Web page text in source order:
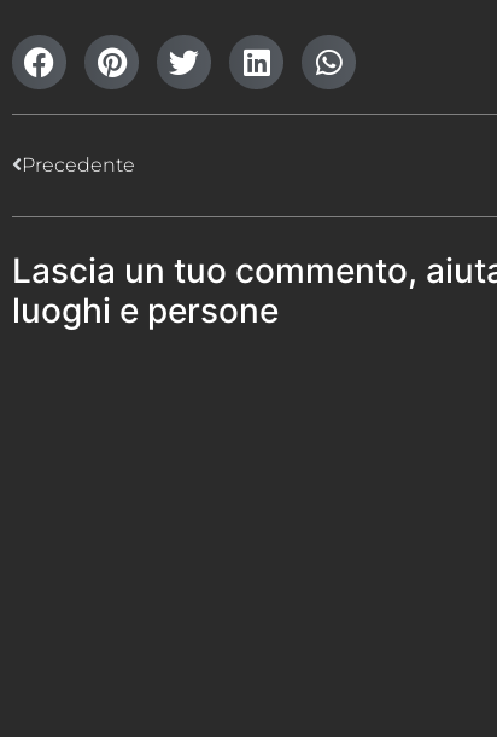
Precedente
Lascia un tuo commento,
luoghi e persone